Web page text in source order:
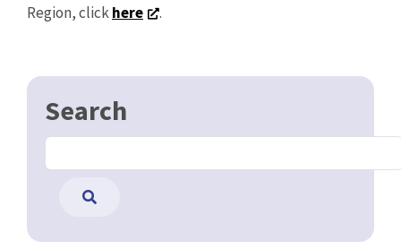
Region, clickhere .
Search